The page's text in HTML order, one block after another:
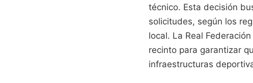
técnico. Esta decisión
solicitudes, según los
local. La Real
recinto para garantizar
infraestructuras